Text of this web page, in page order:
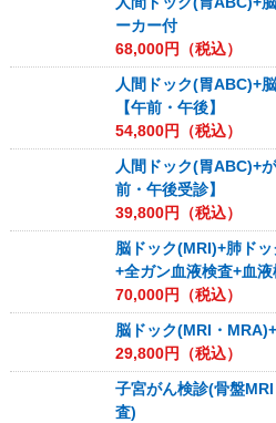
ーカー付
68,000円（税込）
人間ドック(胃ABC)+
【午前・午後】
54,800円（税込）
人間ドック(胃ABC)+
前・午後受診】
39,800円（税込）
脳ドック(MRI)+肺ド
+全ガン血液検査+血液
70,000円（税込）
脳ドック(MRI・
29,800円（税込）
子宮がん検診(骨盤
査)